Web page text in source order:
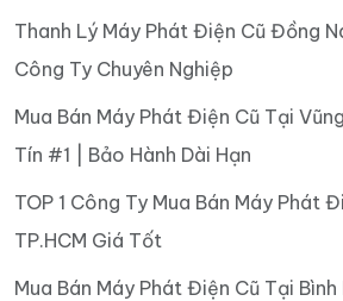
Thanh Lý Máy Phát Điện Cũ Đồng
Công Ty Chuyên Nghiệp
Mua Bán Máy Phát Điện Cũ Tại
Tín #1 | Bảo Hành Dài Hạn
TOP 1 Công Ty Mua Bán Máy Phát
TP.HCM Giá Tốt
Mua Bán Máy Phát Điện Cũ Tại